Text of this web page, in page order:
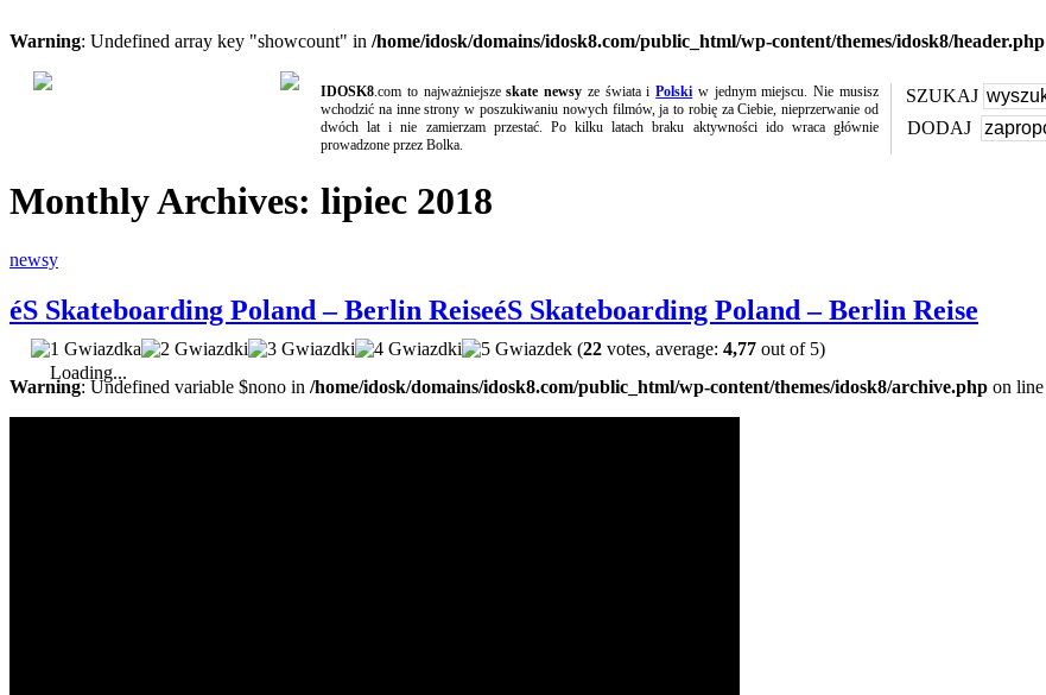
Warning: Undefined array key "showcount" in /home/idosk/domains/idosk8.com/public_html/wp-content/themes/idosk8/header.php
IDOSK8.com to najważniejszeskate newsy ze świata iPolski w jednym miejscu. Nie musisz
wchodzić na inne strony w poszukiwaniu nowych filmów, ja to robię za Ciebie, nieprzerwanie od
dwóch lat i nie zamierzam przestać. Po kilku latach braku aktywności ido wraca głównie
prowadzone przez Bolka.
SZUKAJ
DODAJ
Monthly Archives: lipiec 2018
newsy
éS Skateboarding Poland – Berlin ReiseéS Skateboarding Poland – Berlin Reise
(22 votes, average: 4,77 out of 5)
Loading...
Warning: Undefined variable $nono in /home/idosk/domains/idosk8.com/public_html/wp-content/themes/idosk8/archive.php on line